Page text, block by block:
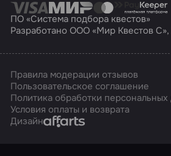
ПО «Система подбора квестов»
Разработано ООО «Мир Квестов
Правила модерации отзывов
Пользовательское соглашение
Политика обработки персональных
Условия оплаты и возврата
ДизайнAffarts